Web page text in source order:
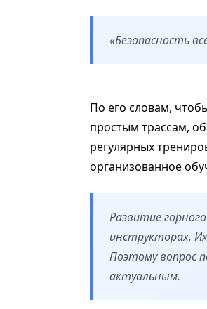
«Безопасность
По его словам,
простым трассам,
регулярных
организованное
Развитие
инструкторах.
Поэтому вопрос
актуальным.